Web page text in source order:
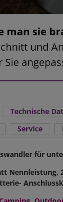
man sie
und
Technische
Service
für
Nennleistung,